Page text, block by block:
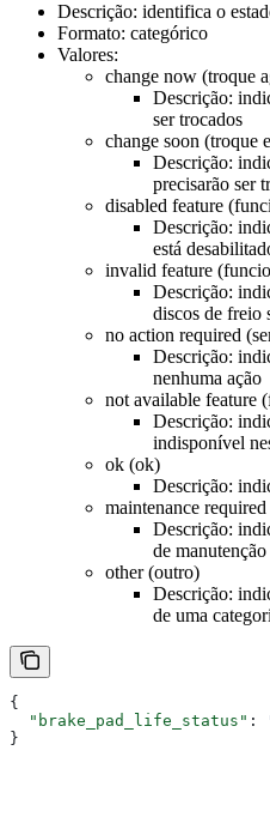
Descrição: identifica o
Formato: categórico
Valores:
change now (troque
Descrição:
ser trocados
change soon (troque
Descrição:
precisarão ser
disabled feature
Descrição:
está
invalid feature
Descrição:
discos de freio
no action required
Descrição:
nenhuma ação
not available feature
Descrição:
indisponível
ok (ok)
Descrição:
maintenance
Descrição:
de manutenção
other (outro)
Descrição:
de uma
{
  "brake_pad_life_status"
:
}